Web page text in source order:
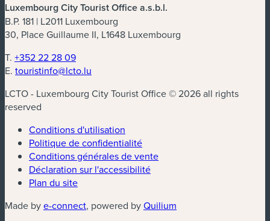
Luxembourg City Tourist Office a.s.b.l.
B.P. 181 | L2011 Luxembourg
30, Place Guillaume II, L1648 Luxembourg
T. +352 22 28 09
E. touristinfo@lcto.lu
LCTO - Luxembourg City Tourist Office © 2026 all rights
reserved
Conditions d'utilisation
Politique de confidentialité
Conditions générales de vente
Déclaration sur l'accessibilité
Plan du site
Made bye-connect(nouvelle fenêtre)
, powered byQuilium